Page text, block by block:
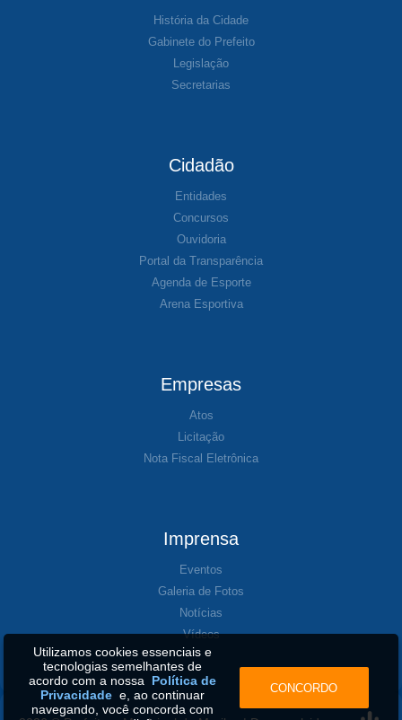
História da Cidade
Gabinete do Prefeito
Legislação
Secretarias
Cidadão
Entidades
Concursos
Ouvidoria
Portal da Transparência
Agenda de Esporte
Arena Esportiva
Empresas
Atos
Licitação
Nota Fiscal Eletrônica
Imprensa
Eventos
Galeria de Fotos
Notícias
Vídeos
Utilizamos cookies essenciais e
tecnologias semelhantes de
acordo com a nossa Política de
Privacidadee, ao continuar
navegando, você concorda com
CONCORDO